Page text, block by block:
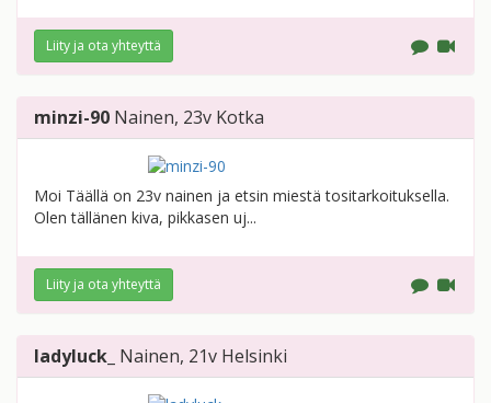
Liity ja ota yhteyttä
minzi-90 Nainen, 23v Kotka
Moi Täällä on 23v nainen ja etsin miestä tositarkoituksella.
Olen tällänen kiva, pikkasen uj...
Liity ja ota yhteyttä
ladyluck_ Nainen, 21v Helsinki